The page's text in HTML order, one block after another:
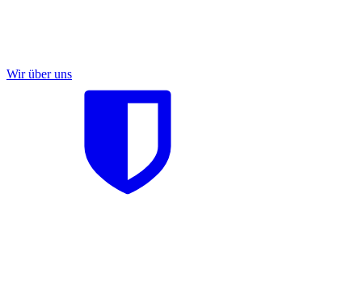
Wir über uns